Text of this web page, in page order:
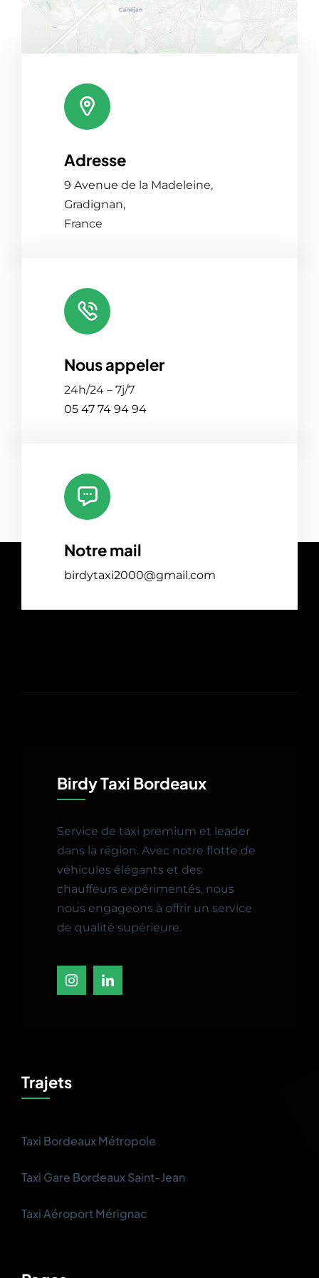
|Map tiles byCARTO
OpenStreetMap, under ODbL.
Adresse
9 Avenue de la Madeleine,
Gradignan,
France
Nous appeler
24h/24 – 7j/7
05 47 74 94 94
Notre mail
birdytaxi2000@gmail.com
Birdy Taxi Bordeaux
Service de taxi premium et leader
dans la région. Avec notre flotte de
véhicules élégants et des
chauffeurs expérimentés, nous
nous engageons à offrir un service
de qualité supérieure.
Trajets
Taxi Bordeaux Métropole
Taxi Gare Bordeaux Saint-Jean
Taxi Aéroport Mérignac